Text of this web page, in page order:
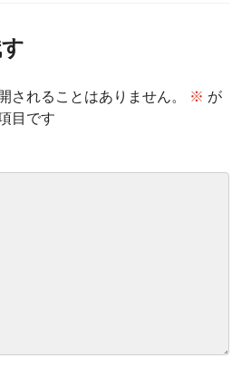
されることはありません。 ※ が
目です